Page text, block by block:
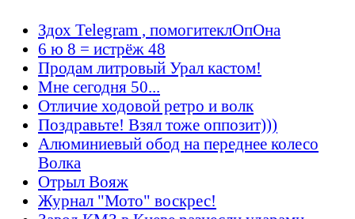
Здох Telegram , помогитеклОпОна
6 ю 8 = истрёж 48
Продам литровый Урал кастом!
Мне сегодня 50...
Отличие ходовой ретро и волк
Поздравьте! Взял тоже оппозит)))
Алюминиевый обод на переднее колесо
Волка
Отрыл Вояж
Журнал "Мото" воскрес!